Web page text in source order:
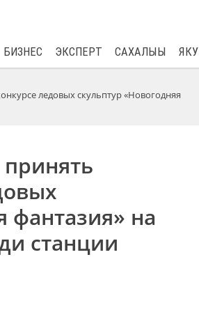
БИЗНЕС ЭКСПЕРТ САХАЛЫЫ
ледовых скульптур «Новогодняя
фантазия» на
станции